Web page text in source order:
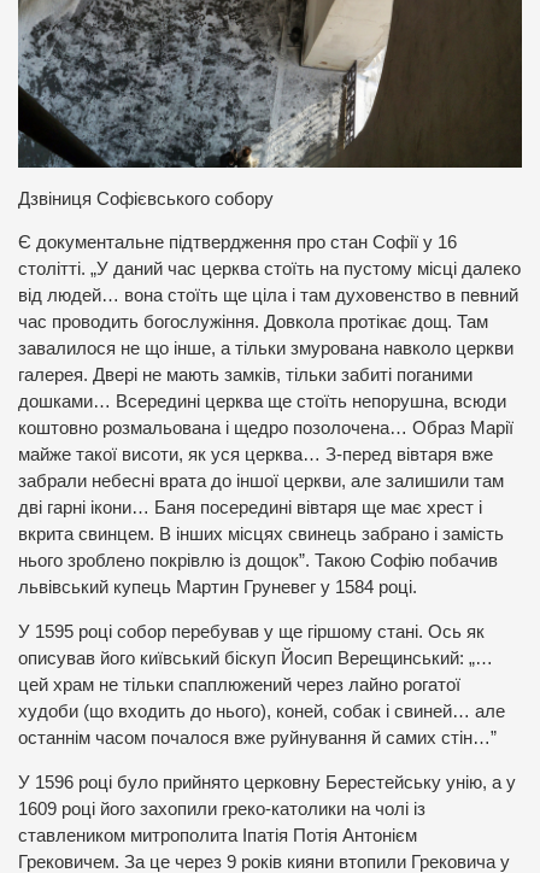
Дзвіниця Софієвського собору
Є документальне підтвердження про стан Софії у 16
столітті. „У даний час церква стоїть на пустому місці далеко
від людей… вона стоїть ще ціла і там духовенство в певний
час проводить богослужіння. Довкола протікає дощ. Там
завалилося не що інше, а тільки змурована навколо церкви
галерея. Двері не мають замків, тільки забиті поганими
дошками… Всередині церква ще стоїть непорушна, всюди
коштовно розмальована і щедро позолочена… Образ Марії
майже такої висоти, як уся церква… З-перед вівтаря вже
забрали небесні врата до іншої церкви, але залишили там
дві гарні ікони… Баня посередині вівтаря ще має хрест і
вкрита свинцем. В інших місцях свинець забрано і замість
нього зроблено покрівлю із дощок”. Такою Софію побачив
львівський купець Мартин Груневег у 1584 році.
У 1595 році собор перебував у ще гіршому стані. Ось як
описував його київський біскуп Йосип Верещинський: „…
цей храм не тільки спаплюжений через лайно рогатої
худоби (що входить до нього), коней, собак і свиней… але
останнім часом почалося вже руйнування й самих стін…”
У 1596 році було прийнято церковну Берестейську унію, а у
1609 році його захопили греко-католики на чолі із
ставлеником митрополита Іпатія Потія Антонієм
Грековичем. За це через 9 років кияни втопили Грековича у